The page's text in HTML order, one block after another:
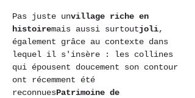
Pas juste unvillage riche en
histoiremais aussi surtoutjoli,
également grâce au contexte dans
lequel il s'insère : les collines
qui épousent doucement son contour
ont récemment été
reconnuesPatrimoine de